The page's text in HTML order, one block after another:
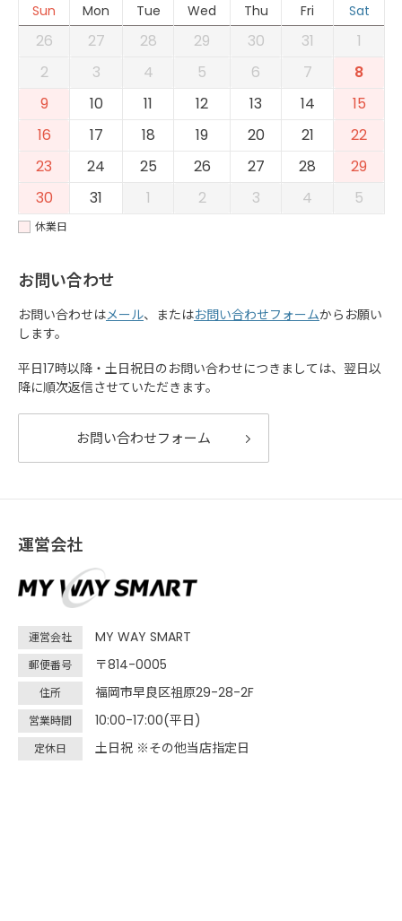
Sun
Mon Tue Wed Thu Fri Sat
26 27 28 29 30 31
1
2
3 4 5 6 7
8
9
10 11 12 13 14
15
16
17 18 19 20 21
22
23
24 25 26 27 28
29
30
31 1 2 3 4 5
休業日
お問い合わせ
お問い合わせはメール、またはお問い合わせフォームからお願い
します。
平日17時以降・土日祝日のお問い合わせにつきましては、翌日以
降に順次返信させていただきます。
お問い合わせフォーム
運営会社
運営会社 MY WAY SMART
郵便番号 〒814-0005
住所 福岡市早良区祖原29-28-2F
営業時間 10:00-17:00(平日)
定休日 土日祝 ※その他当店指定日